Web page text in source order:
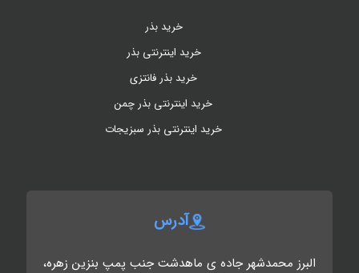
خرید بذر
خرید اینترنتی بذر
خرید بذر فانتزی
خرید اینترنتی بذر چمن
خرید اینترنتی بذر سبزیجات
آدرس
البرز محمدشهر جاده ی ماهدشت جنب پمپ بنزین زهره،